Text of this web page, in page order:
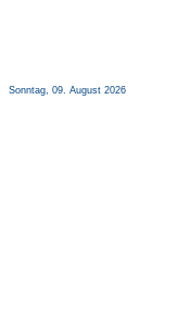
Sonntag, 09. August 2026